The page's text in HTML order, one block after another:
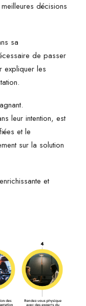
décisions
sa
de passer
expliquer les
leur intention, est
et le
sur la solution
et